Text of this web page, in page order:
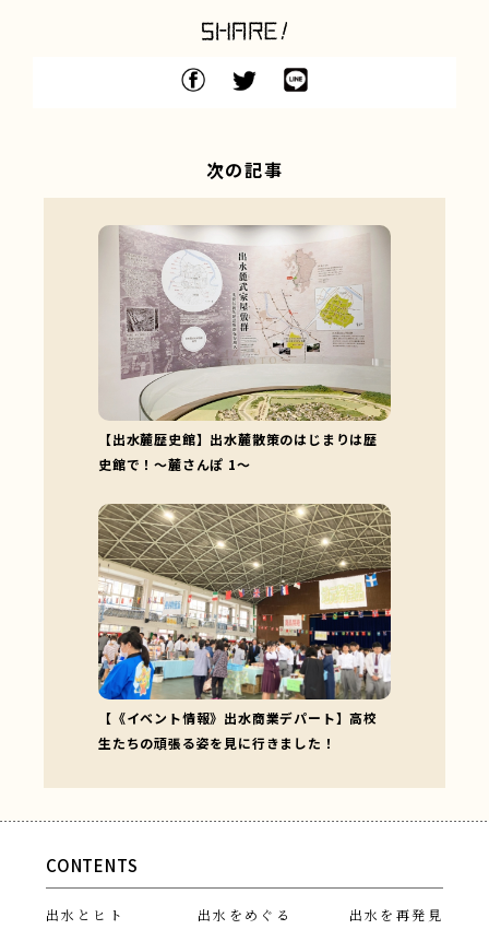
次の記事
【出水麓歴史館】出水麓散策のはじまりは歴
史館で！～麓さんぽ 1～
【《イベント情報》出水商業デパート】高校
生たちの頑張る姿を見に行きました！
CONTENTS
出水とヒト 出水をめぐる
出水を再発見